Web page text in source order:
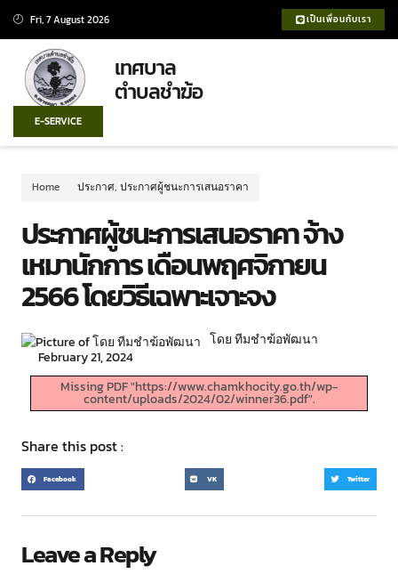
Fri, 7 August 2026 เป็นเพื่อนกับเรา
เทศบาล
ตำบลชำฆ้อ
E-SERVICE
Home ประกาศ, ประกาศผู้ชนะการเสนอราคา
ประกาศผู้ชนะการเสนอราคา จ้าง
เหมานักการ เดือนพฤศจิกายน
2566 โดยวิธีเฉพาะเจาะจง
โดย ทีมชำฆ้อพัฒนา
February 21, 2024
Missing PDF "https://www.chamkhocity.go.th/wp-
content/uploads/2024/02/winner36.pdf".
Share this post :
Facebook VK Twitter
Leave a Reply